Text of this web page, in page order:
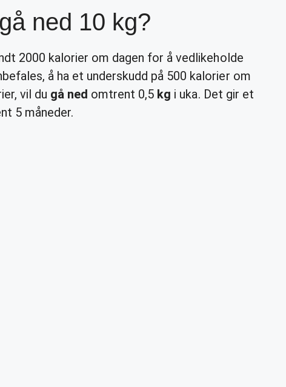
ned 10 kg?
2000 kalorier om dagen for å vedlikeholde
å ha et underskudd på 500 kalorier om
vil du gå ned omtrent 0,5 kg i uka. Det gir et
5 måneder.